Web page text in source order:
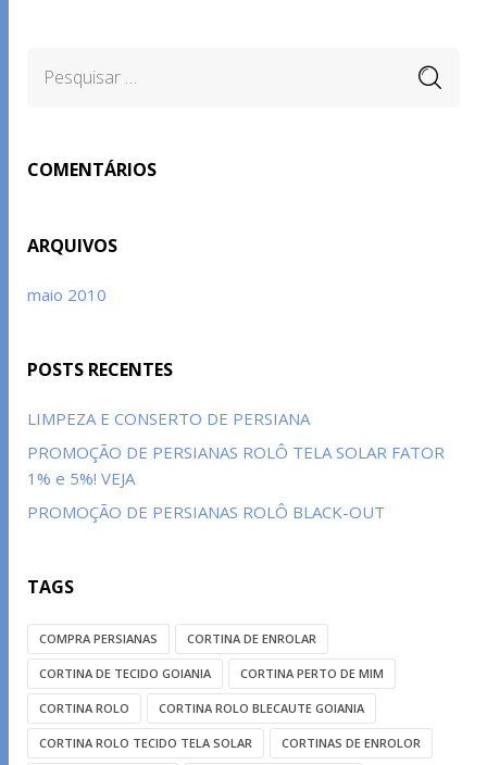
COMENTÁRIOS
ARQUIVOS
maio 2010
POSTS RECENTES
LIMPEZA E CONSERTO DE PERSIANA
PROMOÇÃO DE PERSIANAS ROLÔ TELA SOLAR FATOR
1% e 5%! VEJA
PROMOÇÃO DE PERSIANAS ROLÔ BLACK-OUT
TAGS
COMPRA PERSIANAS CORTINA DE ENROLAR
CORTINA DE TECIDO GOIANIA CORTINA PERTO DE MIM
CORTINA ROLO CORTINA ROLO BLECAUTE GOIANIA
CORTINA ROLO TECIDO TELA SOLAR CORTINAS DE ENROLOR